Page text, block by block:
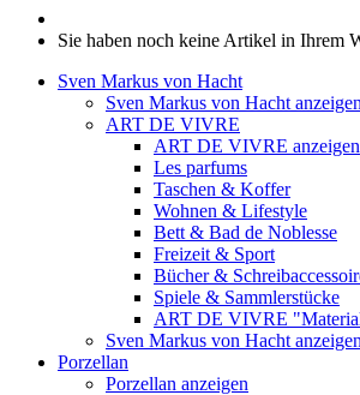
Sie haben noch keine Artikel in Ihrem
Sven Markus von Hacht
Sven Markus von Hacht anzeigen
ART DE VIVRE
ART DE VIVRE anzeigen
Les parfums
Taschen & Koffer
Wohnen & Lifestyle
Bett & Bad de Noblesse
Freizeit & Sport
Bücher &
Spiele & Sammlerstücke
ART DE VIVRE
Sven Markus von Hacht anzeigen
Porzellan
Porzellan anzeigen